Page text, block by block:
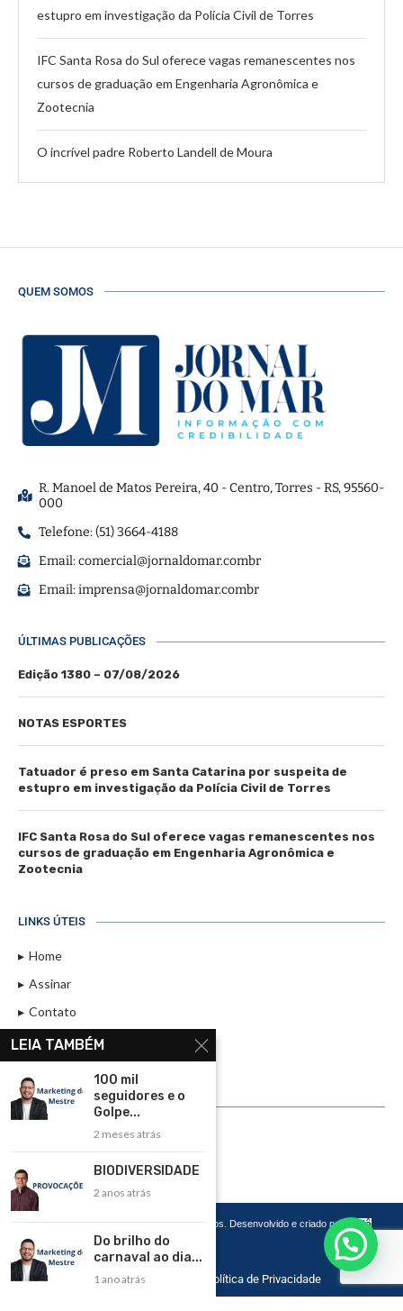
estupro em investigação da Polícia Civil de Torres
IFC Santa Rosa do Sul oferece vagas remanescentes nos
cursos de graduação em Engenharia Agronômica e
Zootecnia
O incrível padre Roberto Landell de Moura
QUEM SOMOS
R. Manoel de Matos Pereira, 40 - Centro, Torres - RS, 95560-
000
Telefone: (51) 3664-4188
Email:comercial@jornaldomar.combr
Email:imprensa@jornaldomar.combr
ÚLTIMAS PUBLICAÇÕES
Edição 1380 – 07/08/2026
NOTAS ESPORTES
Tatuador é preso em Santa Catarina por suspeita de
estupro em investigação da Polícia Civil de Torres
IFC Santa Rosa do Sul oferece vagas remanescentes nos
cursos de graduação em Engenharia Agronômica e
Zootecnia
LINKS ÚTEIS
Home
Assinar
Contato
Política de Privacidade
ASSINE
Copyright 2026 – Todos os Direitos Reservados. Desenvolvido e criado por
Cadô
Agência de Marketing
Home Contato Política de Privacidade
LEIA TAMBÉM
100 mil
seguidores e o
Golpe...
2 meses atrás
BIODIVERSIDADE
2 anos atrás
Do brilho do
carnaval ao dia...
1 ano atrás